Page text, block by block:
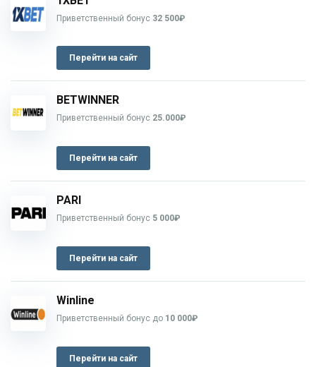
Приветственный бонус 32 500₽
Перейти на сайт
BETWINNER
Приветственный бонус 25.000₽
Перейти на сайт
PARI
Приветственный бонус 5 000₽
Перейти на сайт
Winline
Приветственный бонус до 10 000₽
Перейти на сайт